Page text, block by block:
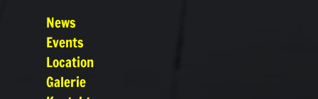
News
Events
Location
Galerie